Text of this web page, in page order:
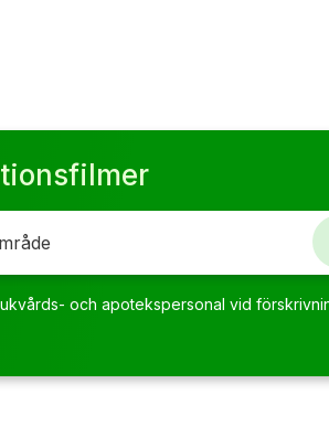
och apotekspersonal vid